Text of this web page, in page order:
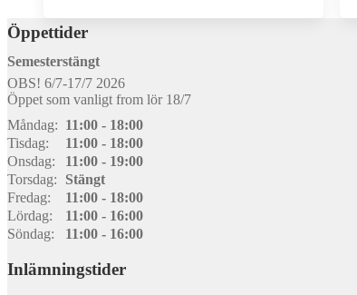
Öppettider
Semesterstängt
OBS! 6/7-17/7 2026
Öppet som vanligt from lör 18/7
Måndag: 11:00 - 18:00
Tisdag:
11:00 - 18:00
Onsdag:
11:00 - 19:00
Torsdag:
Stängt
Fredag:
11:00 - 18:00
Lördag:
11:00 - 16:00
Söndag:
11:00 - 16:00
Inlämningstider